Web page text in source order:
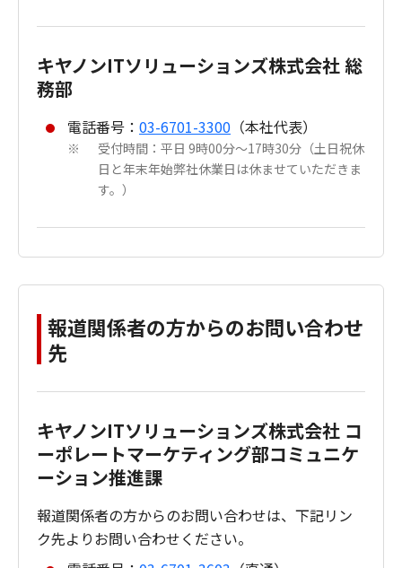
キヤノンITソリューションズ株式会社 総
務部
電話番号： 03-6701-3300 （本社代表）
※
受付時間：平日 9時00分～17時30分（土日祝休
日と年末年始弊社休業日は休ませていただきま
す。）
報道関係者の方からのお問い合わせ
先
キヤノンITソリューションズ株式会社 コ
ーポレートマーケティング部コミュニケ
ーション推進課
報道関係者の方からのお問い合わせは、下記リン
ク先よりお問い合わせください。